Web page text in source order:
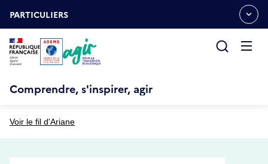
auOUVRIR
LE
MENU
ESPACE
PARTICULIERS
Comprendre, s'inspirer, agir
Voir le fil d'Ariane